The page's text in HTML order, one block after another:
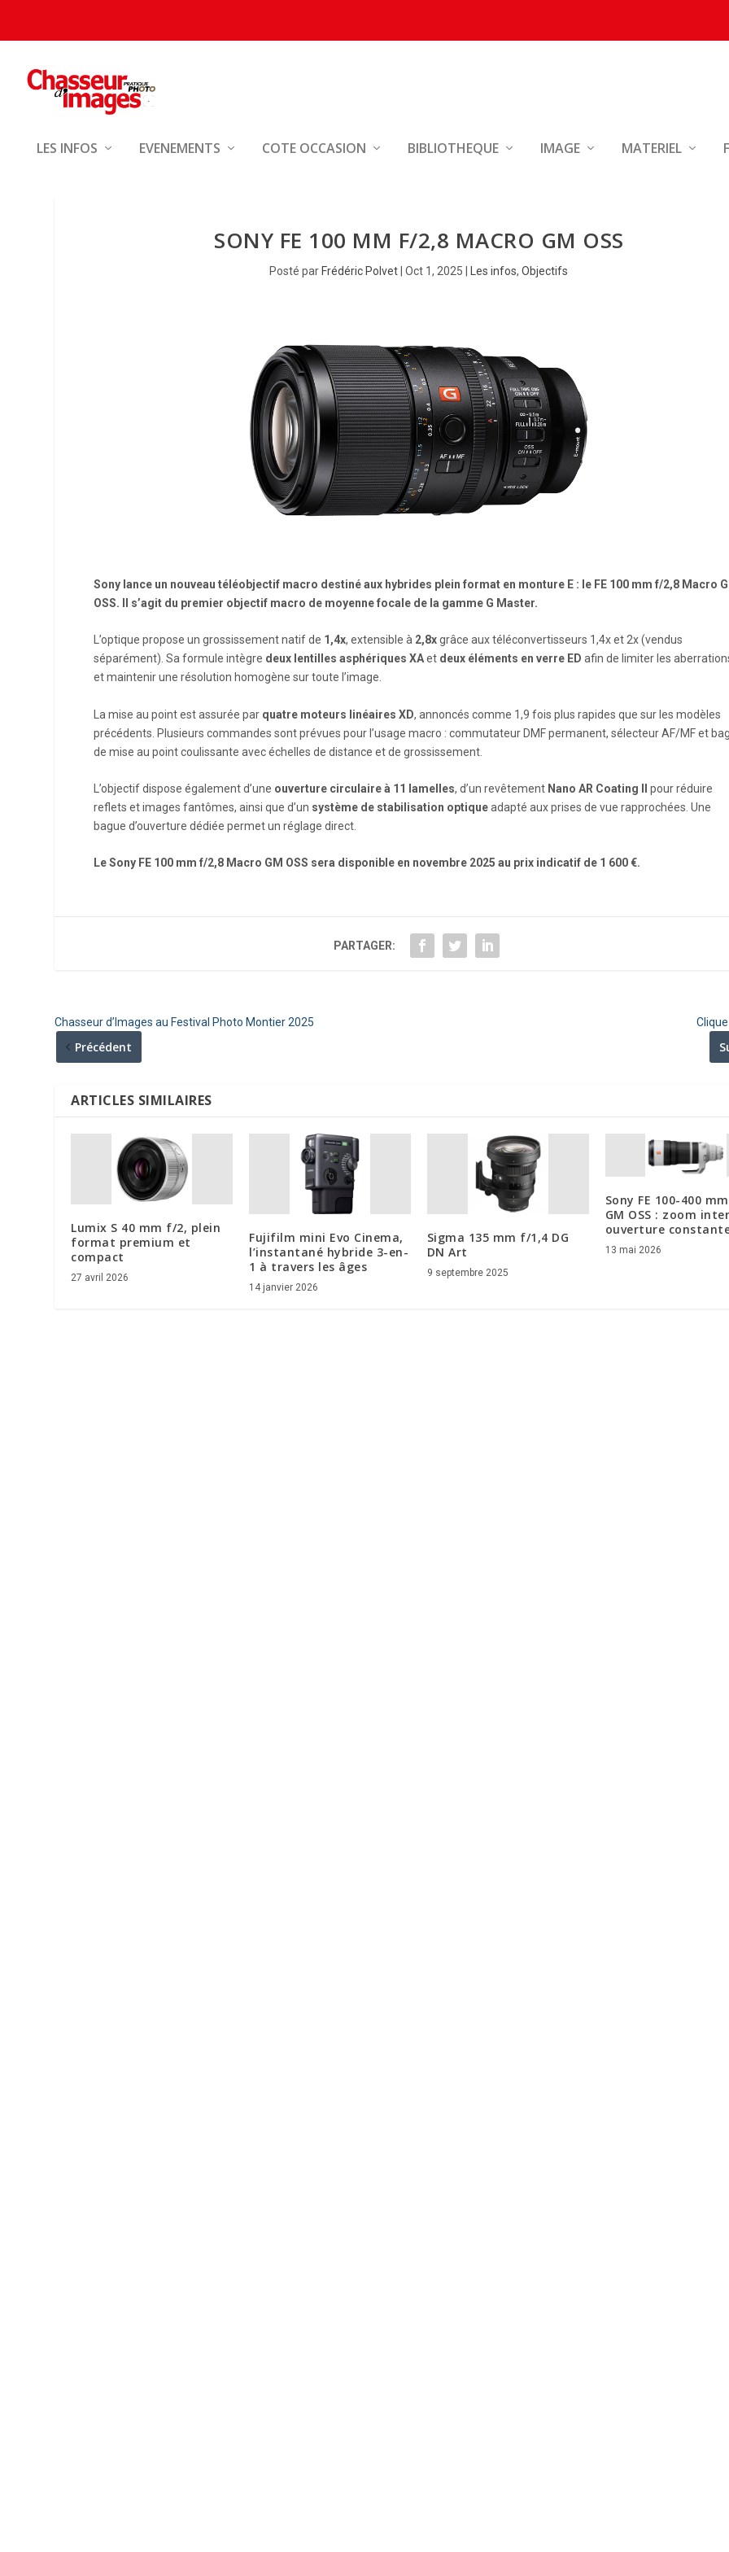
LES INFOS EVENEMENTS COTE OCCASION BIBLIOTHEQUE IMAGE MATERIEL
SONY FE 100 MM F/2,8 MACRO GM OSS
Posté par Frédéric Polvet |Oct 1, 2025 Les infos,Objectifs
Sony lance un nouveau téléobjectif macro destiné aux hybrides plein format en monture E : le FE 100 mm f/2,8 Macro
OSS. Il s’agit du premier objectif macro de moyenne focale de la gamme G Master.
L’optique propose un grossissement natif de 1,4x, extensible à 2,8xgrâce aux téléconvertisseurs 1,4x et 2x (vendus
séparément). Sa formule intègre deux lentilles asphériques XAet deux éléments en verre ED afin de limiter les
et maintenir une résolution homogène sur toute l’image.
La mise au point est assurée par quatre moteurs linéaires XD, annoncés comme 1,9 fois plus rapides que sur les modèles
précédents. Plusieurs commandes sont prévues pour l’usage macro : commutateur DMF permanent, sélecteur AF/MF et
de mise au point coulissante avec échelles de distance et de grossissement.
L’objectif dispose également d’une ouverture circulaire à 11 lamelles, d’un revêtement Nano AR Coating II
pour réduire
reflets et images fantômes, ainsi que d’un système de stabilisation optiqueadapté aux prises de vue rapprochées. Une
bague d’ouverture dédiée permet un réglage direct.
Le Sony FE 100 mm f/2,8 Macro GM OSS sera disponible en novembre 2025 au prix indicatif de 1 600 €.
PARTAGER:
Chasseur d’Images au Festival Photo Montier 2025
Précédent
ARTICLES SIMILAIRES
Lumix S 40 mm f/2, plein
format premium et
compact
27 avril 2026
Fujifilm mini Evo Cinema,
l’instantané hybride 3-en-
1 à travers les âges
14 janvier 2026
Sigma 135 mm f/1,4 DG
DN Art
9 septembre 2025
Sony FE 100-400
GM OSS : zoom
ouverture
13 mai 2026